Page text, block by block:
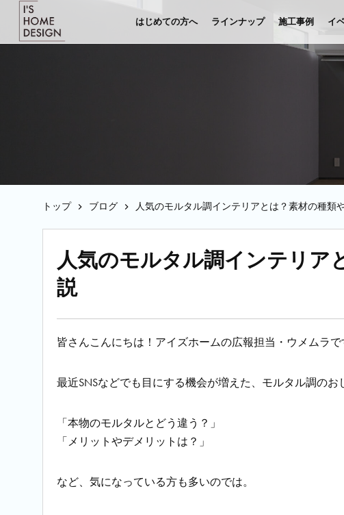
はじめての方へ ラインナップ 施工事例 イ
トップ ブログ 人気のモルタル調インテリアとは？素材の種類
人気のモルタル調インテリア
説
皆さんこんにちは！アイズホームの広報担当・ウメムラで
最近SNSなどでも目にする機会が増えた、モルタル調のお
「本物のモルタルとどう違う？」
「メリットやデメリットは？」
など、気になっている方も多いのでは。